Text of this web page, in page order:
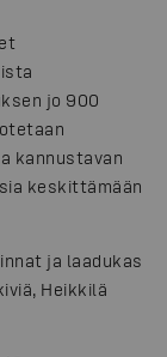
jo 900
kannustavan
keskittämään
ja laadukas
Heikkilä